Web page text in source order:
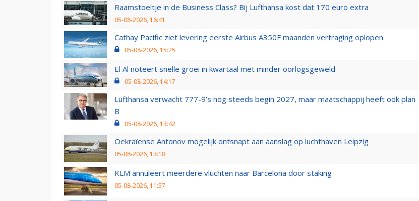
Raamstoeltje in de Business Class? Bij Lufthansa kost dat 170 euro extra
05-08-2026, 16:41
Cathay Pacific ziet levering eerste Airbus A350F maanden vertraging oplopen
05-08-2026, 15:25
El Al noteert snelle groei in kwartaal met minder oorlogsgeweld
05-08-2026, 14:17
Lufthansa verwacht 777-9’s nog steeds begin 2027, maar maatschappij heeft ook plan
B
05-08-2026, 13:42
Oekraïense Antonov mogelijk ontsnapt aan aanslag op luchthaven Leipzig
05-08-2026, 13:18
KLM annuleert meerdere vluchten naar Barcelona door staking
05-08-2026, 11:57